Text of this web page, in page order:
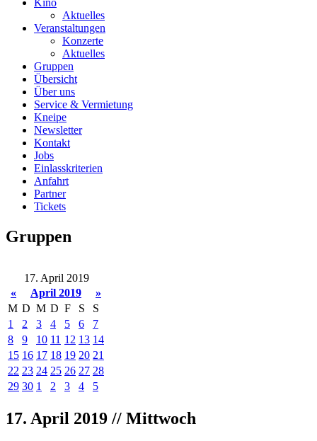
Kino
Aktuelles
Veranstaltungen
Konzerte
Aktuelles
Gruppen
Übersicht
Über uns
Service & Vermietung
Kneipe
Newsletter
Kontakt
Jobs
Einlasskriterien
Anfahrt
Partner
Tickets
Gruppen
17. April 2019
«
April 2019
»
M D M D F S
S
1
2 3 4 5 6
7
8
9 10 11 12 13 14
15 16 17 18 19 20 21
22 23 24 25 26 27 28
29 30 1 2 3 4 5
17. April 2019 // Mittwoch